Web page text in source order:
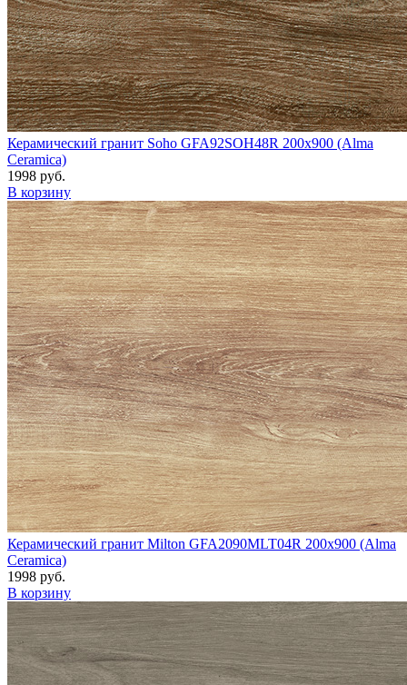
Керамический гранит Soho GFA92SOH48R 200x900 (Alma
Ceramica)
1998 руб.
В корзину
Керамический гранит Milton GFA2090MLT04R 200x900 (Alma
Ceramica)
1998 руб.
В корзину